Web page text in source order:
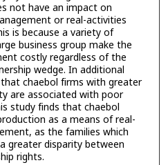
not have an impact on
or real-activities
is because a variety of
business group make the
costly regardless of the
wedge. In additional
chaebol firms with greater
are associated with poor
study finds that chaebol
as a means of real-
as the families which
greater disparity between
rights.